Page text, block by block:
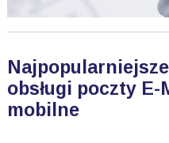
obsługi poczty
mobilne